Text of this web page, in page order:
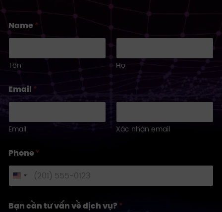
Name*
Tên Họ
Email *
Email Xác nhận email
Phone*
U
i
Bạn cần tư vấn về dịch vụ? *